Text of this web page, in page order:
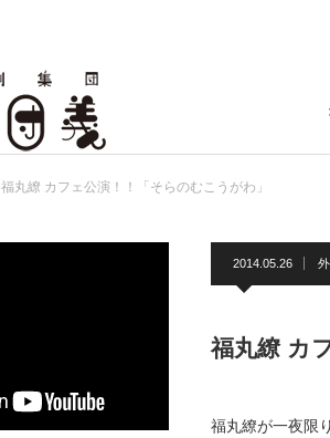
福丸繚 カフェ公演！！「そらのむこうがわ」
2014.05.26
福丸繚 カ
福丸繚が一夜限